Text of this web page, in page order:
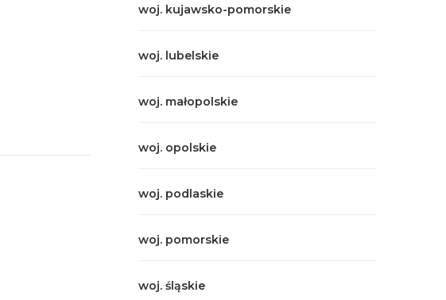
woj. kujawsko-pomorskie
woj. lubelskie
woj. małopolskie
woj. opolskie
woj. podlaskie
woj. pomorskie
woj. śląskie